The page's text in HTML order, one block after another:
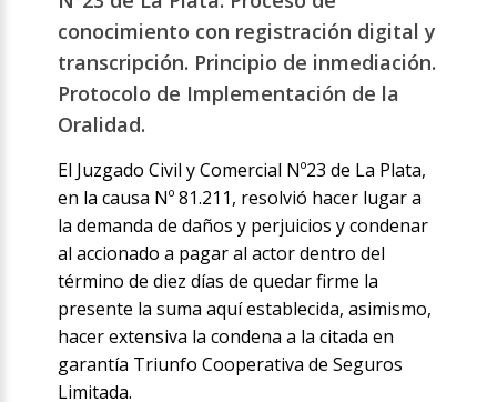
conocimiento con registración digital y
transcripción. Principio de inmediación.
Protocolo de Implementación de la
Oralidad.
El Juzgado Civil y Comercial Nº23 de La Plata,
en la causa Nº 81.211, resolvió hacer lugar a
la demanda de daños y perjuicios y condenar
al accionado a pagar al actor dentro del
término de diez días de quedar firme la
presente la suma aquí establecida, asimismo,
hacer extensiva la condena a la citada en
garantía Triunfo Cooperativa de Seguros
Limitada.